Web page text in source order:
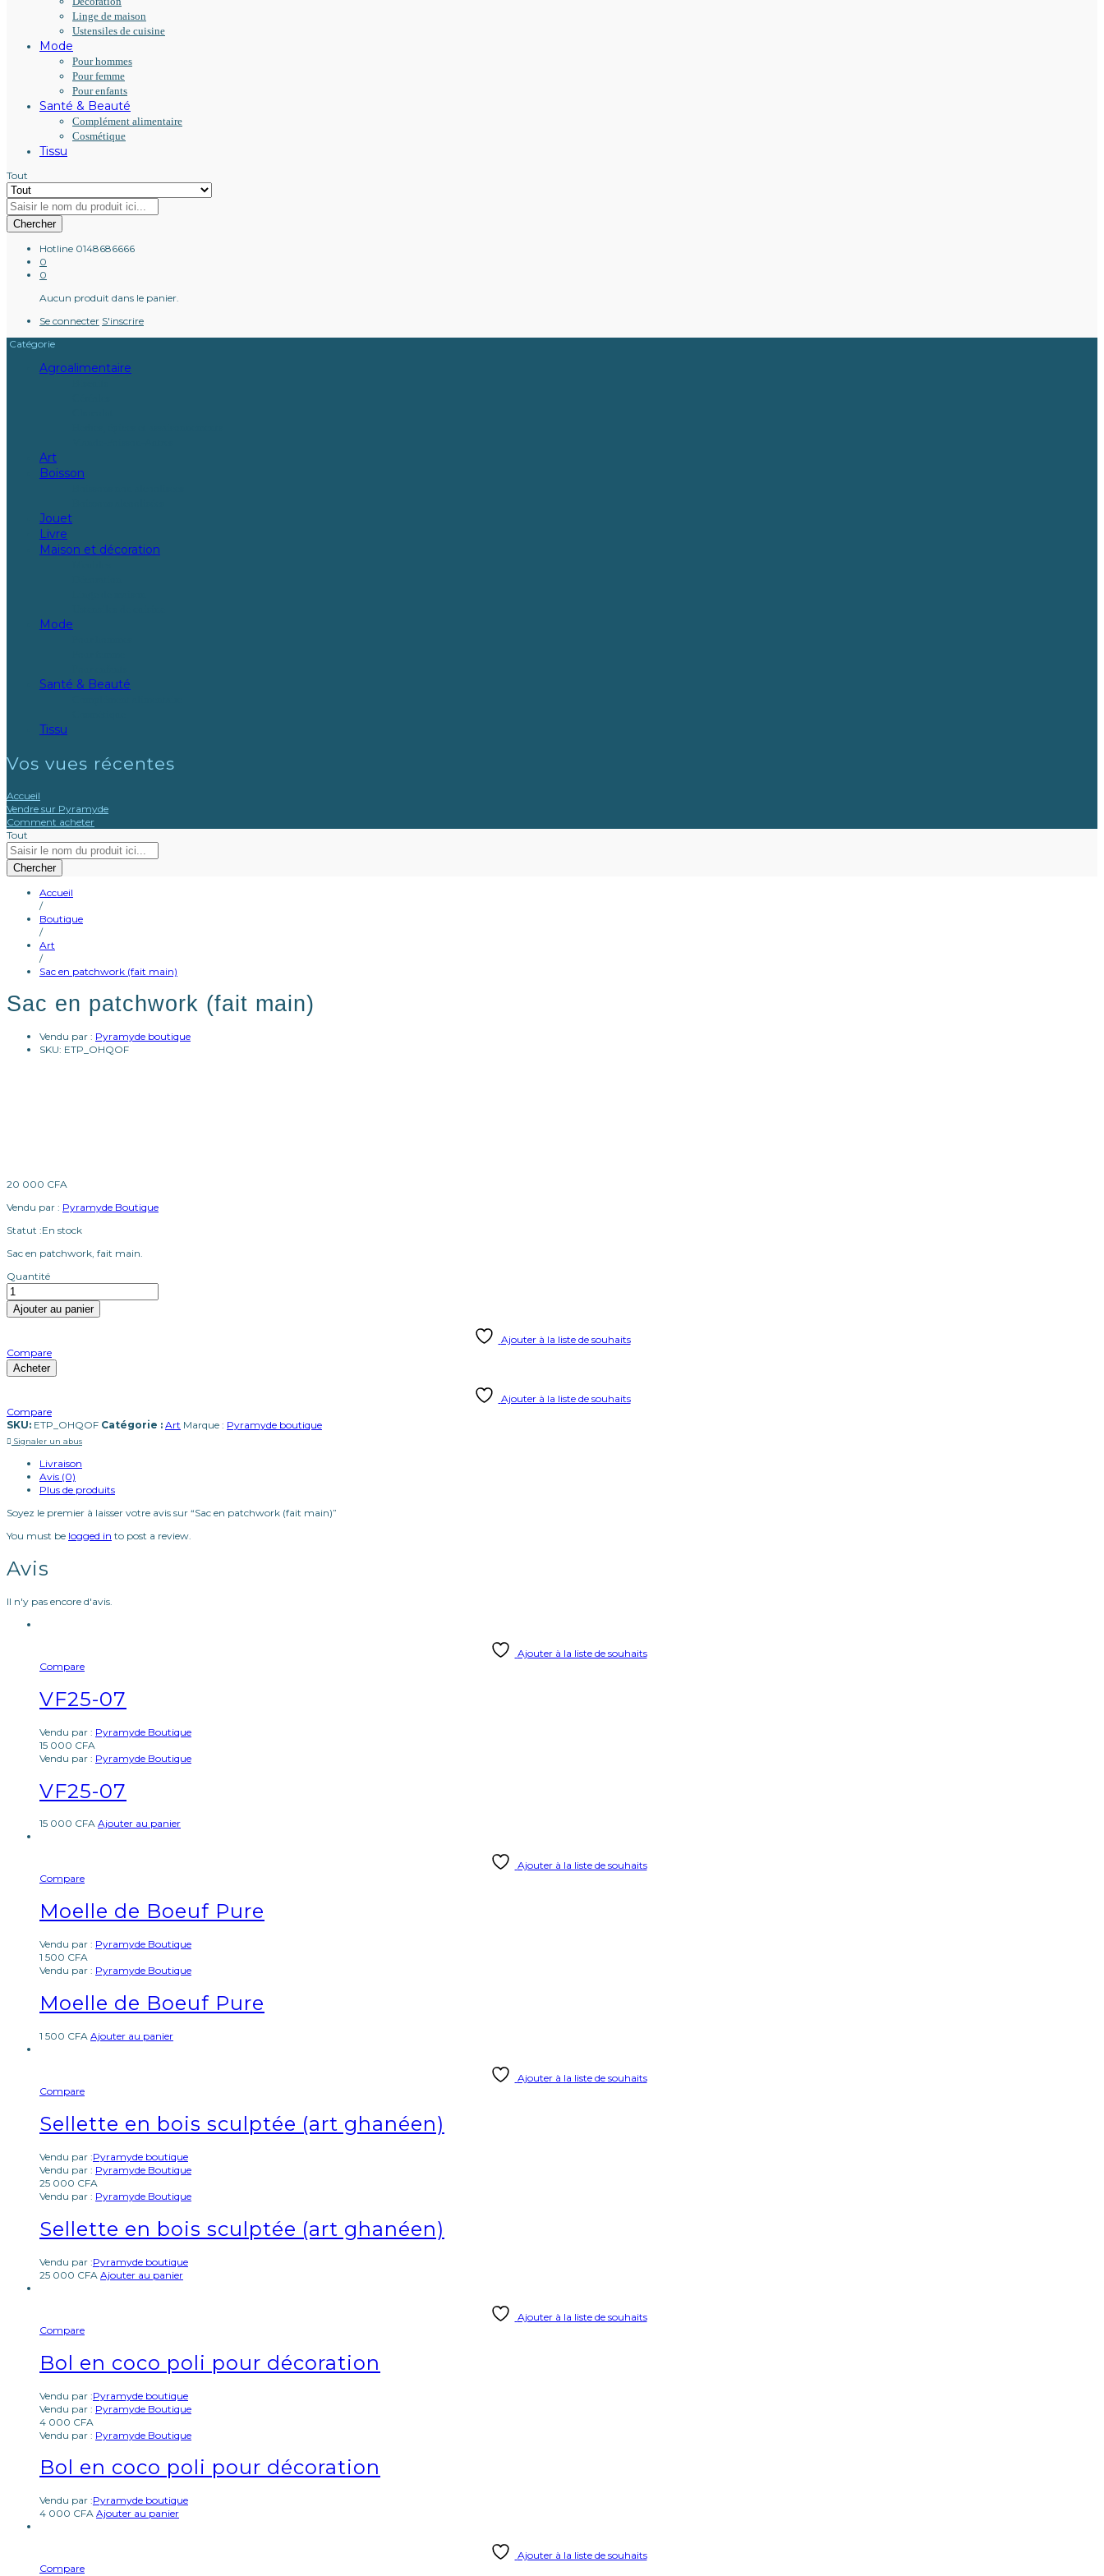
Linge de maison
Ustensiles de cuisine
Mode
Pour hommes
Pour femme
Pour enfants
Santé & Beauté
Complément alimentaire
Cosmétique
Tissu
Tout
Chercher
Hotline 0148686666
0
0
Aucun produit dans le panier.
Se connecter S'inscrire
Catégorie
Agroalimentaire
Art
Boisson
Jouet
Livre
Maison et décoration
Mode
Santé & Beauté
Tissu
Vos vues récentes
Accueil
Vendre sur Pyramyde
Comment acheter
Tout
Chercher
Accueil
/
Boutique
/
Art
/
Sac en patchwork (fait main)
Sac en patchwork (fait main)
Vendu par : Pyramyde boutique
SKU: ETP_OHQOF
20 000 CFA
Vendu par : Pyramyde Boutique
Statut :En stock
Sac en patchwork, fait main.
quantité
de
Sac
en
main)
Quantité
Ajouter au panier
Ajouter à la liste de souhaits
Compare
Acheter
Ajouter à la liste de souhaits
Compare
SKU: ETP_OHQOF Catégorie : Art Marque : Pyramyde boutique
Signaler un abus
Livraison
Avis (0)
Plus de produits
Soyez le premier à laisser votre avis sur “Sac en patchwork (fait main)”
You must be logged in to post a review.
Avis
Il n'y pas encore d'avis.
Ajouter à la liste de souhaits
Compare
VF25-07
Vendu par : Pyramyde Boutique
15 000 CFA
Vendu par : Pyramyde Boutique
VF25-07
15 000 CFA Ajouter au panier
Ajouter à la liste de souhaits
Compare
Moelle de Boeuf Pure
Vendu par : Pyramyde Boutique
1 500 CFA
Vendu par : Pyramyde Boutique
Moelle de Boeuf Pure
1 500 CFA Ajouter au panier
Ajouter à la liste de souhaits
Compare
Sellette en bois sculptée (art ghanéen)
Vendu par :Pyramyde boutique
Vendu par : Pyramyde Boutique
25 000 CFA
Vendu par : Pyramyde Boutique
Sellette en bois sculptée (art ghanéen)
Vendu par :Pyramyde boutique
25 000 CFA Ajouter au panier
Ajouter à la liste de souhaits
Compare
Bol en coco poli pour décoration
Vendu par :Pyramyde boutique
Vendu par : Pyramyde Boutique
4 000 CFA
Vendu par : Pyramyde Boutique
Bol en coco poli pour décoration
Vendu par :Pyramyde boutique
4 000 CFA Ajouter au panier
Ajouter à la liste de souhaits
Compare